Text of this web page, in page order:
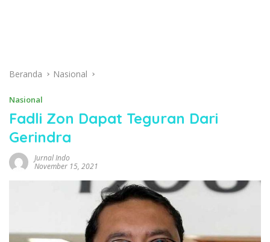
Beranda Nasional
Nasional
Fadli Zon Dapat Teguran Dari
Gerindra
Jurnal Indo
November 15, 2021